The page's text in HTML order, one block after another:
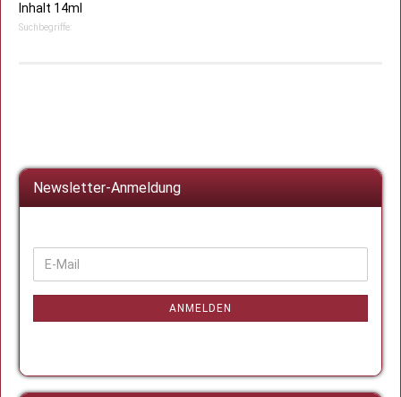
Inhalt 14ml
Suchbegriffe:
Newsletter-Anmeldung
WEITER
ZUR
NEWSLETTER-
E-
Mail
ANMELDEN